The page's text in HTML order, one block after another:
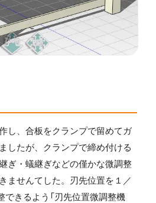
し、合板をクランプで留めてガ
したが、クランプで締め付ける
ぎ・蟻継ぎなどの僅かな微調整
ませんてした。刃先位置を１／
できるよう「刃先位置微調整機